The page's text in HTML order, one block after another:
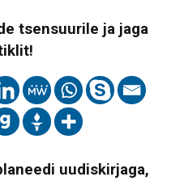
tsensuurile ja jaga
uudiskirjaga,